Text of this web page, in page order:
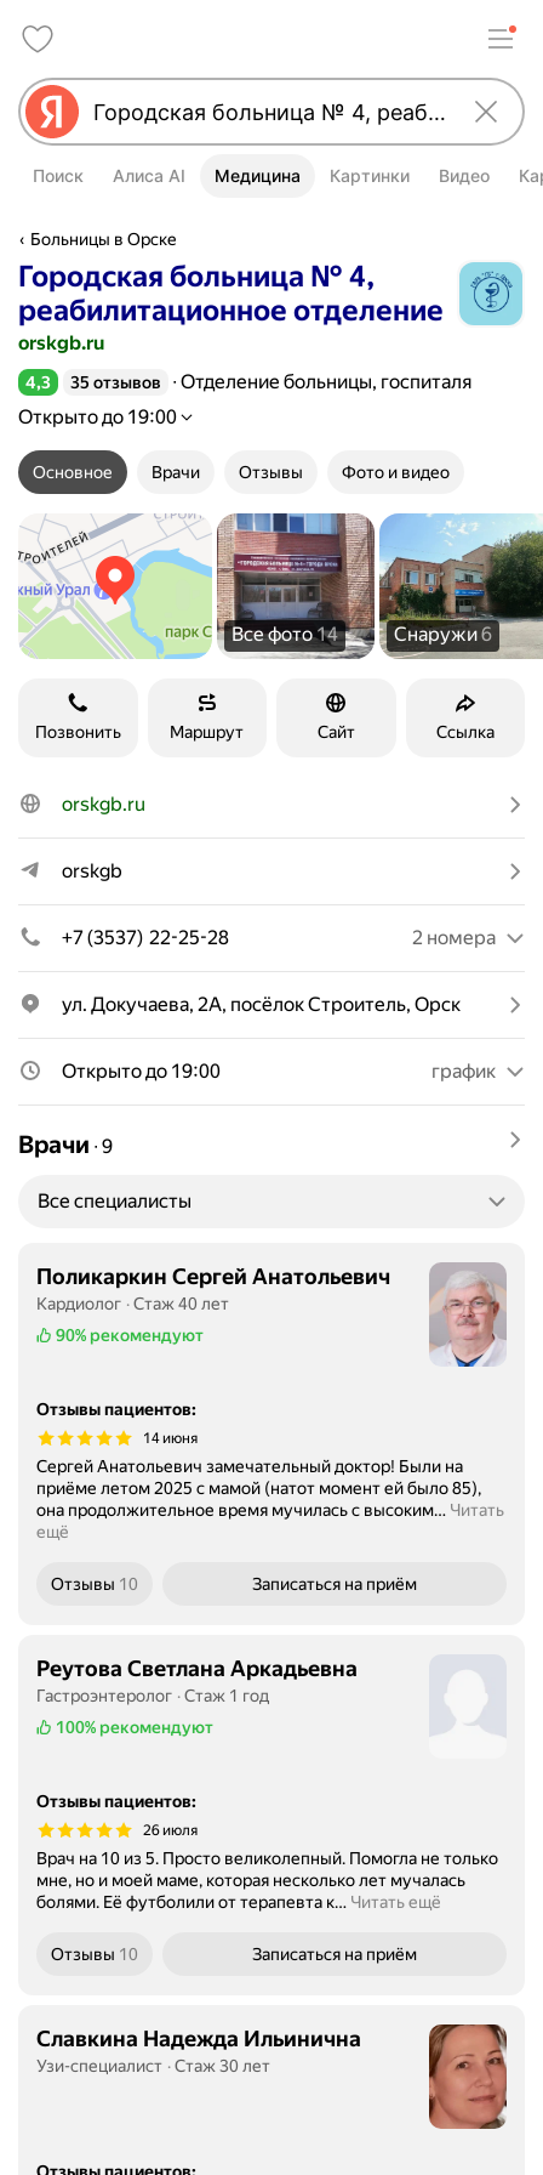
Поиск Алиса AI Медицина Картинки Видео
Больницы в Орске
Городская больница № 4,
реабилитационное отделение
orskgb.ru
Рейтинг 4,3 из 5
4,3 35 отзывов
Отделение больницы, госпиталя
Открыто до 19:00
Основное Врачи Отзывы Фото и видео
Все фото14 Снаружи6
Позвонить Маршрут Сайт Ссылка
orskgb.ru
orskgb
+7 (3537) 22-25-28 2 номера
ул. Докучаева, 2А, посёлок Строитель, Орск
Открыто до 19:00 график
Врачи ∙ 9
Все специалисты
Поликаркин Сергей Анатольевич
Кардиолог
Стаж 40 лет
90% рекомендуют
Отзывы пациентов:
14 июня
Сергей Анатольевич замечательный доктор! Были на
приёме летом 2025 с мамой (натот момент ей было 85),
она продолжительное время мучилась с высоким… Читать
ещё
Отзывы 10 Записаться на приём
Реутова Светлана Аркадьевна
Гастроэнтеролог
Стаж 1 год
100% рекомендуют
Отзывы пациентов:
26 июля
Врач на 10 из 5. Просто великолепный. Помогла не только
мне, но и моей маме, которая несколько лет мучалась
болями. Её футболили от терапевта к… Читать ещё
Отзывы 10 Записаться на приём
Славкина Надежда Ильинична
Узи-специалист Стаж 30 лет
Отзывы пациентов: